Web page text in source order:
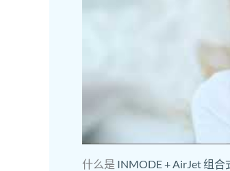
什么是 INMODE + AirJet 组合